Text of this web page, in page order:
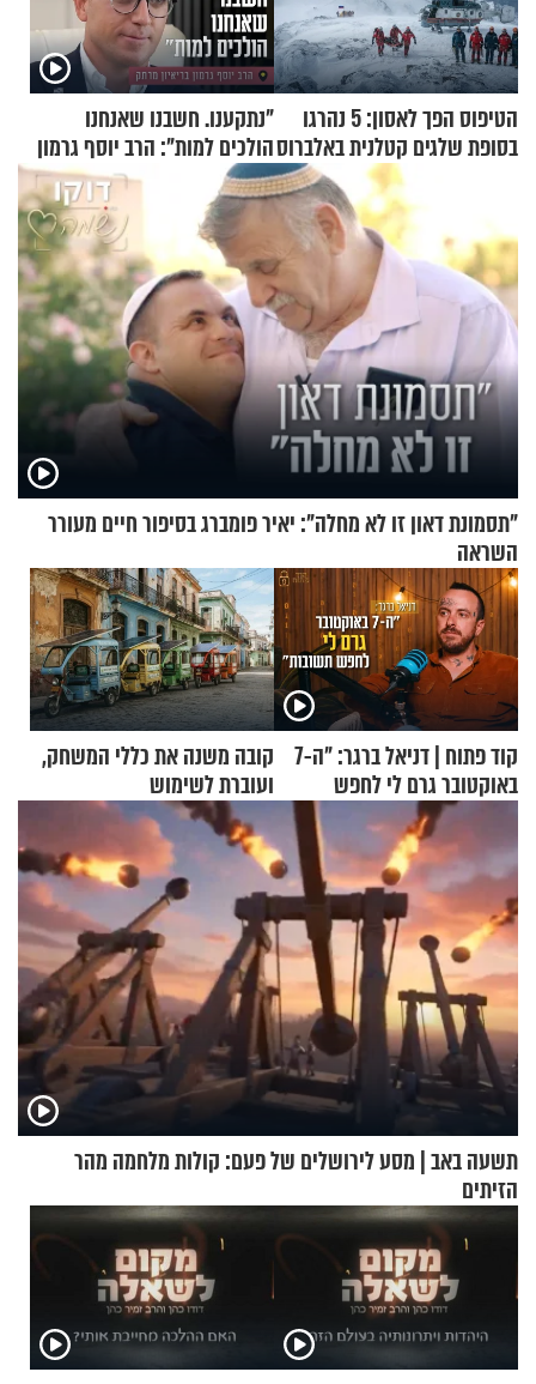
הטיפוס הפך לאסון: 5 נהרגו
בסופת שלגים קטלנית באלברוס
"נתקענו. חשבנו שאנחנו
הולכים למות": הרב יוסף גרמון
בריאיון מרתק
"תסמונת דאון זו לא מחלה": יאיר פומברג בסיפור חיים מעורר
השראה
קוד פתוח | דניאל ברגר: "ה-7
באוקטובר גרם לי לחפש
תשובות"
קובה משנה את כללי המשחק,
ועוברת לשימוש
בתלת־אופנועים סולאריים
תשעה באב | מסע לירושלים של פעם: קולות מלחמה מהר
הזיתים